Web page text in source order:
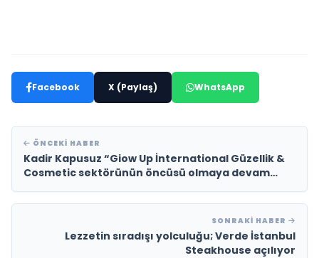
Facebook X (Paylaş) WhatsApp
ÖNCEKI HABER
Kadir Kapusuz “Giow Up İnternational Güzellik &
Cosmetic sektörünün öncüsü olmaya devam
SONRAKI HABER
Lezzetin sıradışı yolculuğu; Verde İstanbul
Steakhouse açılıyor